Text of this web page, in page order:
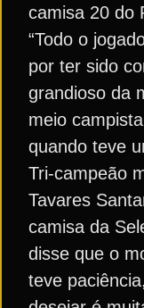
camisa 20 do
“Todo o
por ter sido
grandioso da
meio
quando teve
Tri-campeão
Tavares
camisa da
disse que o
teve